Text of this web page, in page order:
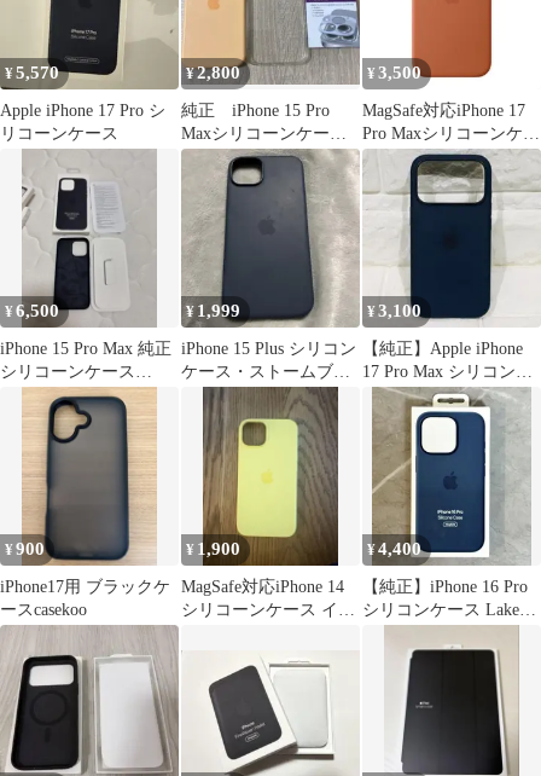
¥5,570
Apple iPhone 17 Pro シ
リコーンケース
¥2,800
純正 iPhone 15 Pro
Maxシリコーンケー
ス オレンジ
¥ 3,500
MagSafe対応iPhone 17
Pro Maxシリコーンケー
ス
¥6,500
iPhone 15 Pro Max 純正
シリコーンケース
MagSafe対応
¥ 1,999
iPhone 15 Plus シリコン
ケース・ストームブル
¥3,100
【純正】Apple iPhone
17 Pro Max シリコンケ
ース
¥900
iPhone17用 ブラックケ
ースcasekoo
¥ 1,900
MagSafe対応iPhone 14
シリコーンケース イエ
¥4,400
【純正】iPhone 16 Pro
シリコンケース Lake